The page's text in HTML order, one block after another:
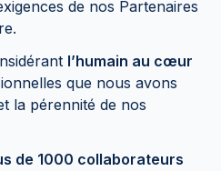
de nos Partenaires
l’humain au cœur
que nous avons
la pérennité de nos
de 1000 collaborateurs